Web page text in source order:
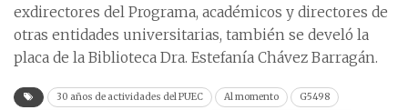
exdirectores del Programa, académicos y directores de
otras entidades universitarias, también se develó la
placa de la Biblioteca Dra. Estefanía Chávez Barragán.
30 años de actividades del PUEC Al momento
G5498